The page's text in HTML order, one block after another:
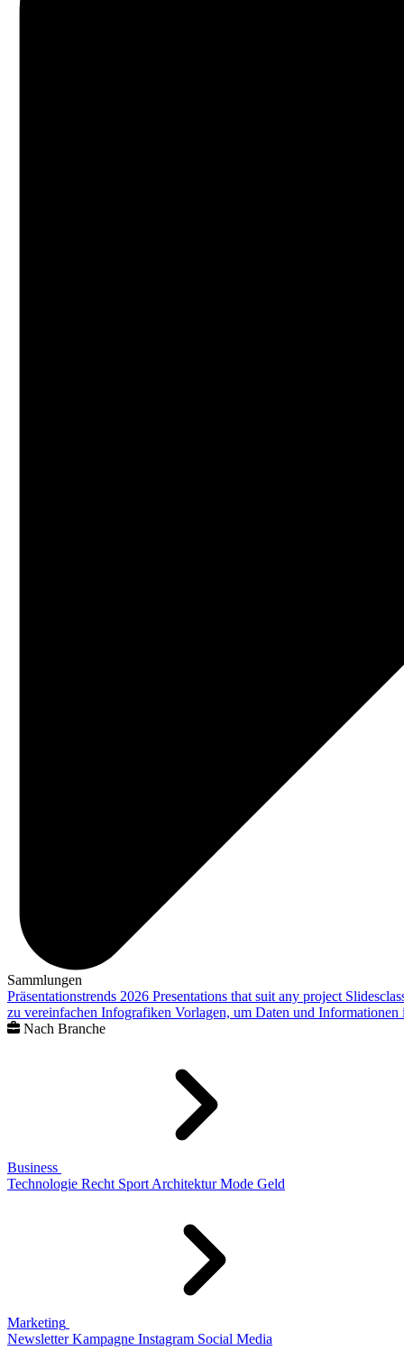
Sammlungen
Präsentationstrends 2026 Presentations that suit any project
zu vereinfachen Infografiken Vorlagen, um Daten und
Nach Branche
Business
Technologie Recht Sport Architektur Mode Geld
Marketing
Newsletter Kampagne Instagram Social Media